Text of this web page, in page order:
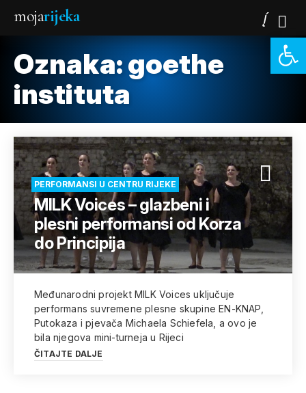
mojarijeka
Oznaka:goethe
instituta
PERFORMANSI U CENTRU RIJEKE
MILK Voices – glazbeni i
plesni performansi od Korza
do Principija
Međunarodni projekt MILK Voices uključuje
performans suvremene plesne skupine EN-KNAP,
Putokaza i pjevača Michaela Schiefela, a ovo je
bila njegova mini-turneja u Rijeci
ČITAJTE DALJE